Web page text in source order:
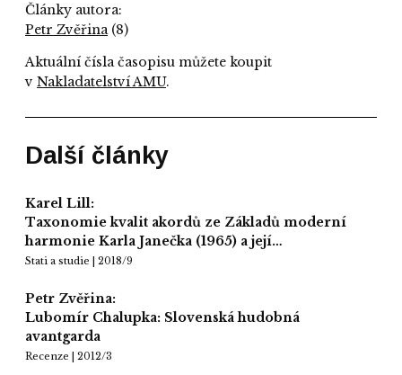
Články autora:
Petr Zvěřina(8)
Aktuální čísla časopisu můžete koupit
v Nakladatelství AMU.
Další články
Karel Lill:
Taxonomie kvalit akordů ze Základů moderní
harmonie Karla Janečka (1965) a její…
Stati a studie | 2018/9
Petr Zvěřina:
Lubomír Chalupka: Slovenská hudobná
avantgarda
Recenze | 2012/3